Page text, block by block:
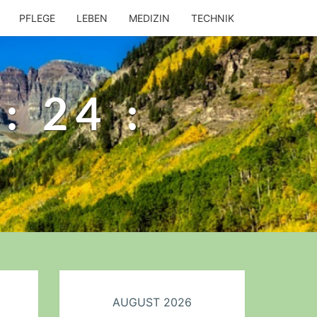
PFLEGE LEBEN MEDIZIN TECHNIK
: 24 :
AUGUST 2026